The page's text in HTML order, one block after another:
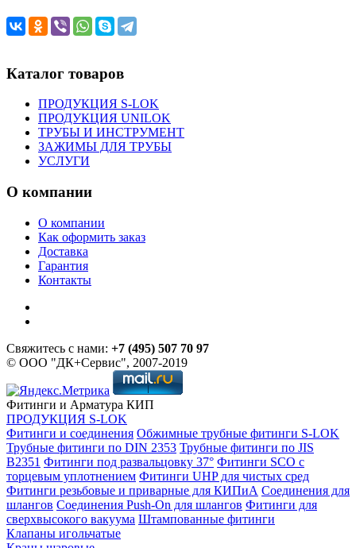
Каталог товаров
ПРОДУКЦИЯ S-LOK
ПРОДУКЦИЯ UNILOK
ТРУБЫ И ИНСТРУМЕНТ
ЗАЖИМЫ ДЛЯ ТРУБЫ
УСЛУГИ
О компании
О компании
Как оформить заказ
Доставка
Гарантия
Контакты
Свяжитесь с нами: +7 (495) 507 70 97
© ООО "ДК+Сервис", 2007-2019
Фитинги и Арматура КИП
ПРОДУКЦИЯ S-LOK
Фитинги и соединения Обжимные трубные фитинги S-LOK
Трубные фитинги по DIN 2353 Трубные фитинги по JIS
B2351 Фитинги под развальцовку 37° Фитинги SCO с
торцевым уплотнением Фитинги UHP для чистых сред
Фитинги резьбовые и приварные для КИПиА Соединения для
шлангов Соединения Push-On для шлангов Фитинги для
сверхвысокого вакуума Штампованные фитинги
Клапаны игольчатые